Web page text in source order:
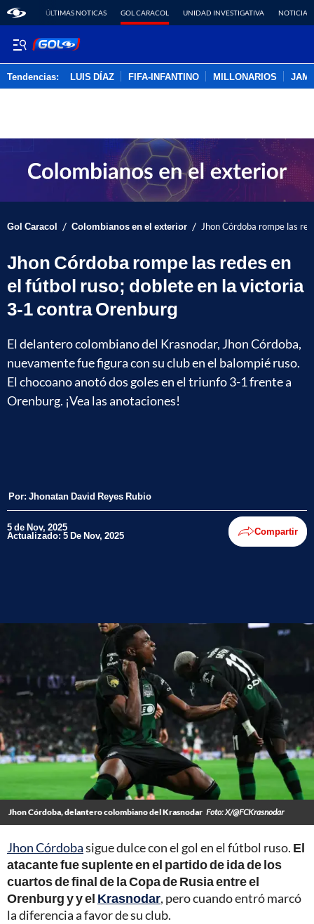
ÚLTIMAS NOTICAS GOL CARACOL UNIDAD INVESTIGATIVA NOTICIAS
Tendencias: LUIS DÍAZ FIFA-INFANTINO MILLONARIOS
Gol Caracol / Colombianos en el exterior / Jhon Córdoba rompe las
Jhon Córdoba rompe las redes en
el fútbol ruso; doblete en la victoria
3-1 contra Orenburg
El delantero colombiano del Krasnodar, Jhon Córdoba,
nuevamente fue figura con su club en el balompié ruso.
El chocoano anotó dos goles en el triunfo 3-1 frente a
Orenburg. ¡Vea las anotaciones!
Por: Jhonatan David Reyes Rubio
5 de Nov, 2025
Actualizado: 5 De Nov, 2025 Compartir
Jhon Córdoba, delantero colombiano del Krasnodar Foto: X/@FCKrasnodar
Jhon Córdobasigue dulce con el gol en el fútbol ruso. El
atacante fue suplente en el partido de ida de los
cuartos de final de la Copa de Rusia entre el
Orenburg y y el Krasnodar, pero cuando entró marcó
la diferencia a favor de su club.